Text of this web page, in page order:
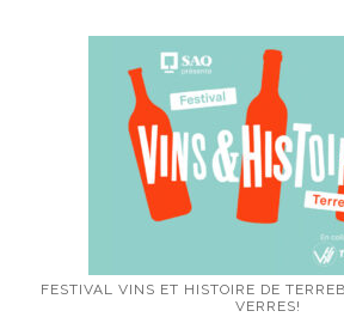
FESTIVAL VINS ET HISTOIRE DE
VERRES!